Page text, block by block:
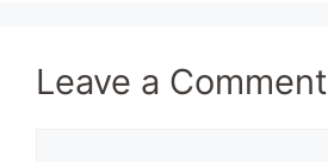
Leave a Comment